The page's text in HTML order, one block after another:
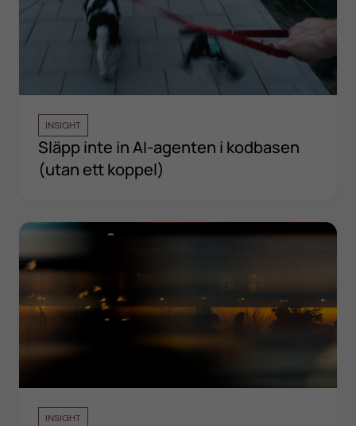
INSIGHT
Släpp inte in AI-agenten i kodbasen
(utan ett koppel)
INSIGHT